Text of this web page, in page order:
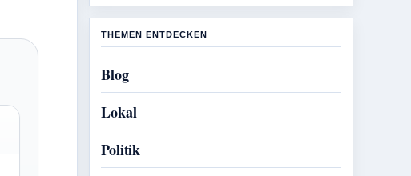
THEMEN ENTDECKEN
Blog
Lokal
Politik